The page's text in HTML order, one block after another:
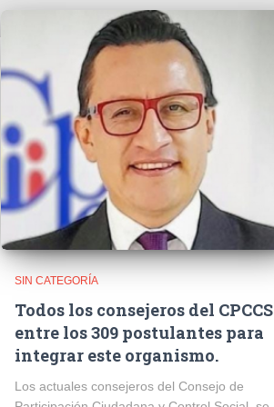
SIN CATEGORÍA
Todos los consejeros del CPCCS
entre los 309 postulantes para
integrar este organismo.
Los actuales consejeros del Consejo de